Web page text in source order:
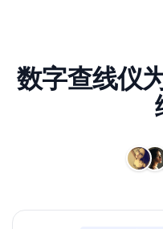
数字查线仪